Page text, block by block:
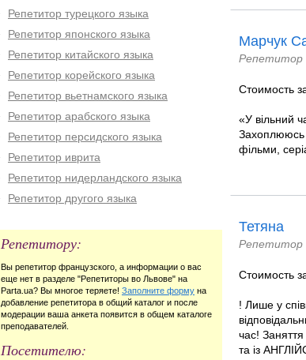
Марчук
Репетитор
Стоимость
«У вільний
Захоплююсь
фільми,
Тетяна
Репетитор
Стоимость
! Лише у
час!
та із
Репетитор турецкого языка
Репетитор японского языка
Репетитор китайского языка
Репетитор корейского языка
Репетитор вьетнамского языка
Репетитор арабского языка
Репетитор персидского языка
Репетитор иврита
Репетитор нидерландского языка
Репетитор другого языка
Репетитору:
Вы репетитор французского, а информации о вас
еще нет в разделе "Репетиторы во Львове" на
Parta.ua? Вы многое теряете! Заполните форму на
добавление репетитора в общий каталог и после
модерации ваша анкета появится в общем каталоге
преподавателей.
Посетителю: